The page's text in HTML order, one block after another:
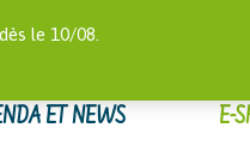
le 10/08.
ET NEWS E-